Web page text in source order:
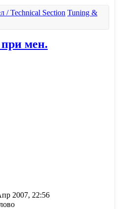
/ Technical Section Tuning &
мен.
2007, 22:56